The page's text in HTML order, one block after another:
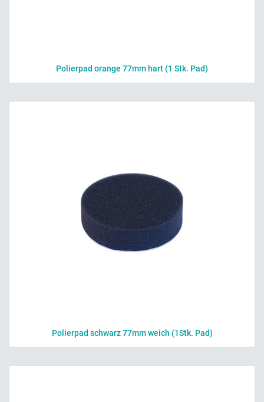
Polierpad orange 77mm hart (1 Stk. Pad)
Polierpad schwarz 77mm weich (1Stk. Pad)